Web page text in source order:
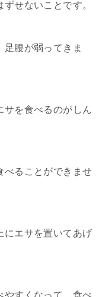
せないことです。
足腰が弱ってきま
サを食べるのがしん
べることができませ
にエサを置いてあげ
やすくなって、食べ